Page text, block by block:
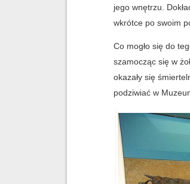
jego wnętrzu.
wkrótce po swoim
Co mogło się do
szamocząc się w
okazały się
podziwiać w